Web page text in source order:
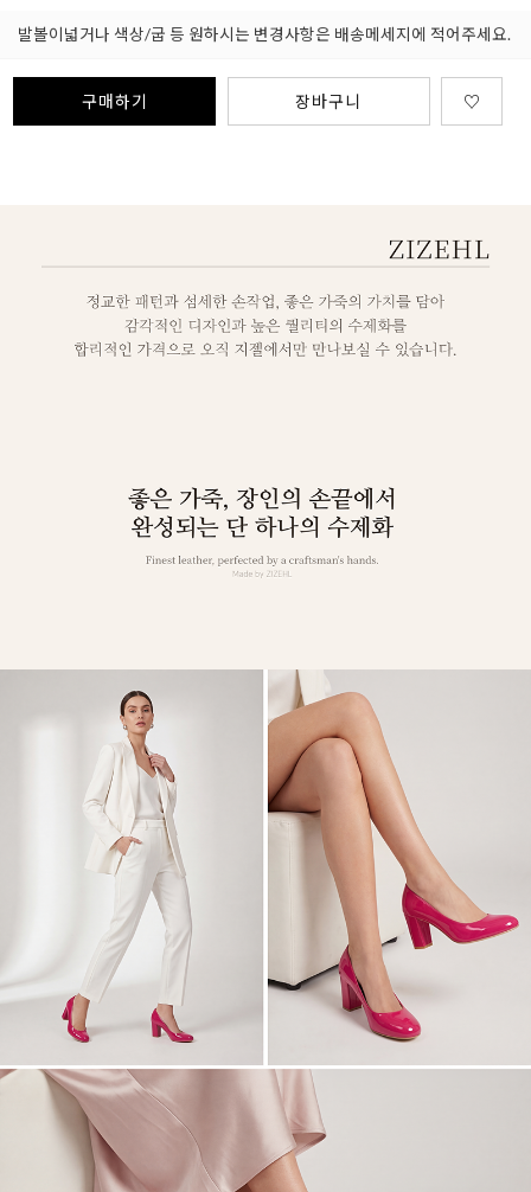
발볼이넓거나 색상/굽 등 원하시는 변경사항은 배송메세지에 적어주세요.
구매하기 장바구니 ♡